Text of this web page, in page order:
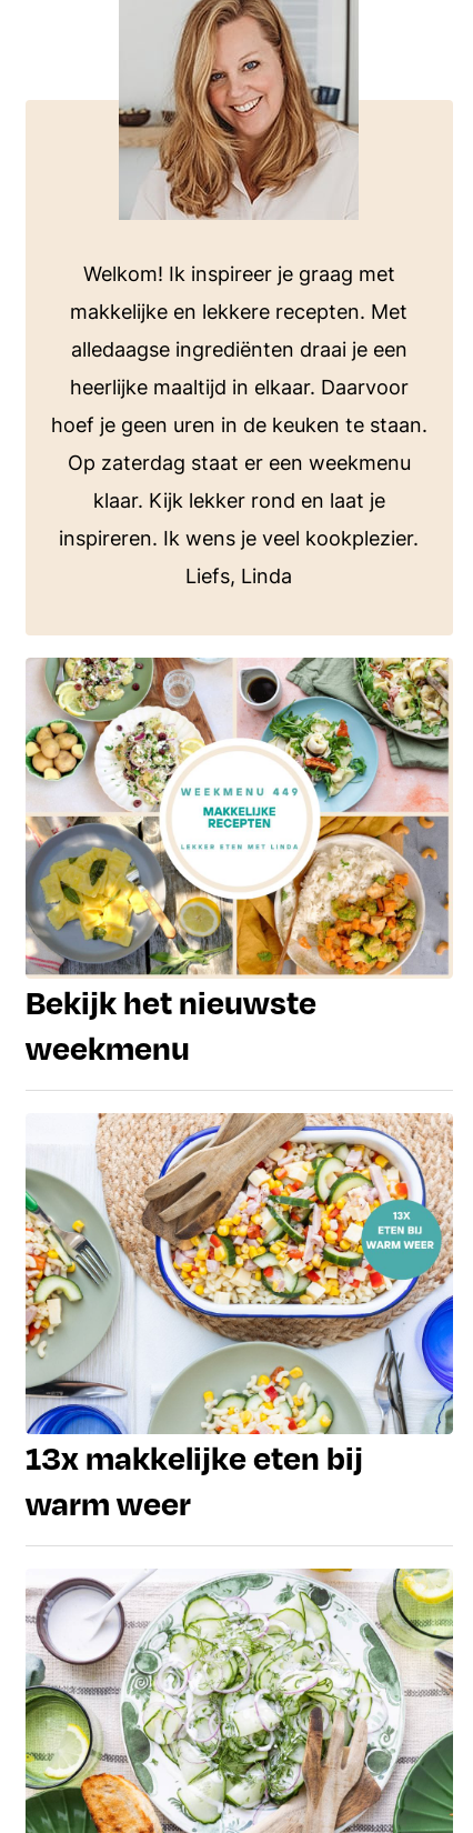
voor bij de barbecue of koken op de
camping.
Bekijk alle E-books
Welkom! Ik inspireer je graag met
makkelijke en lekkere recepten. Met
alledaagse ingrediënten draai je een
heerlijke maaltijd in elkaar. Daarvoor
hoef je geen uren in de keuken te staan.
Op zaterdag staat er een weekmenu
klaar. Kijk lekker rond en laat je
inspireren. Ik wens je veel kookplezier.
Liefs, Linda
Bekijk het nieuwste
weekmenu
13x makkelijke eten bij
warm weer